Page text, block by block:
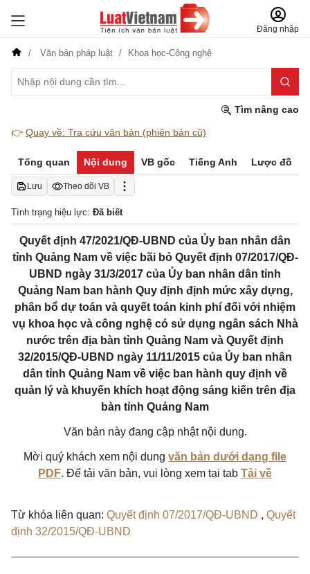
Đăng nhập
Văn bản pháp luật Khoa học-Công nghệ
Tìm nâng cao
👉 Quay về: Tra cứu văn bản (phiên bản cũ)
Tổng quan Nội dung VB gốc Tiếng Anh Lược đồ
Lưu Theo dõi VB
Tình trạng hiệu lực: Đã biết
Quyết định 47/2021/QĐ-UBND của Ủy ban nhân dân
tỉnh Quảng Nam về việc bãi bỏ Quyết định 07/2017/QĐ-
UBND ngày 31/3/2017 của Ủy ban nhân dân tỉnh
Quảng Nam ban hành Quy định định mức xây dựng,
phân bổ dự toán và quyết toán kinh phí đối với nhiệm
vụ khoa học và công nghệ có sử dụng ngân sách Nhà
nước trên địa bàn tỉnh Quảng Nam và Quyết định
32/2015/QĐ-UBND ngày 11/11/2015 của Ủy ban nhân
dân tỉnh Quảng Nam về việc ban hành quy định về
quản lý và khuyến khích hoạt động sáng kiến trên địa
bàn tỉnh Quảng Nam
Văn bản này đang cập nhật nội dung.
Mời quý khách xem nội dung văn bản dưới dạng file
PDF. Để tải văn bản, vui lòng xem tại tab Tải về
Từ khóa liên quan: Quyết định 07/2017/QĐ-UBND , Quyết
định 32/2015/QĐ-UBND